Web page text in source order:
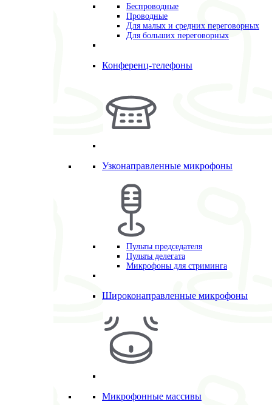
Беспроводные
Проводные
Для малых и средних переговорных
Для больших переговорных
Конференц-телефоны
Узконаправленные микрофоны
Пульты председателя
Пульты делегата
Микрофоны для стриминга
Широконаправленные микрофоны
Микрофонные массивы